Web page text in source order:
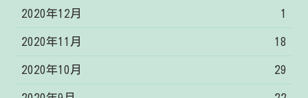
2020年12月 1
2020年11月 18
2020年10月 29